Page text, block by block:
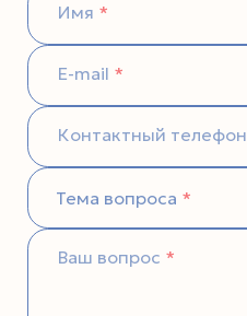
Имя
E-mail
Контактный телефон
Тема вопроса
Ваш вопрос